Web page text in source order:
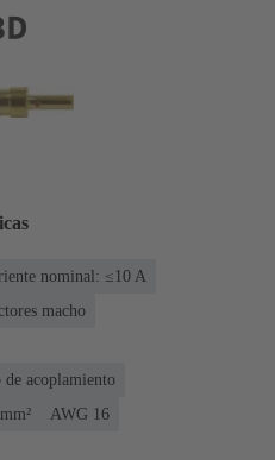
nominal: ≤10 A
macho
acoplamiento
AWG 16